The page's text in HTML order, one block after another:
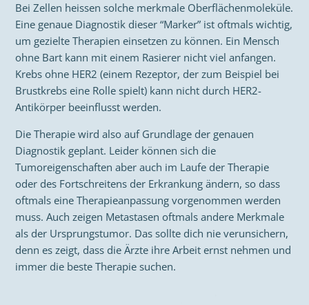
Bei Zellen heissen solche merkmale Oberflächenmoleküle.
Eine genaue Diagnostik dieser “Marker” ist oftmals wichtig,
um gezielte Therapien einsetzen zu können. Ein Mensch
ohne Bart kann mit einem Rasierer nicht viel anfangen.
Krebs ohne HER2 (einem Rezeptor, der zum Beispiel bei
Brustkrebs eine Rolle spielt) kann nicht durch HER2-
Antikörper beeinflusst werden.
Die Therapie wird also auf Grundlage der genauen
Diagnostik geplant. Leider können sich die
Tumoreigenschaften aber auch im Laufe der Therapie
oder des Fortschreitens der Erkrankung ändern, so dass
oftmals eine Therapieanpassung vorgenommen werden
muss. Auch zeigen Metastasen oftmals andere Merkmale
als der Ursprungstumor. Das sollte dich nie verunsichern,
denn es zeigt, dass die Ärzte ihre Arbeit ernst nehmen und
immer die beste Therapie suchen.